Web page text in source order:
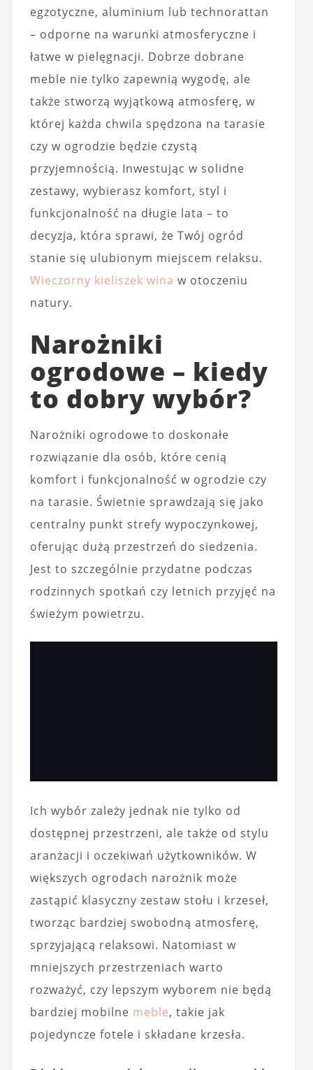
egzotyczne, aluminium lub technorattan
– odporne na warunki atmosferyczne i
łatwe w pielęgnacji. Dobrze dobrane
meble nie tylko zapewnią wygodę, ale
także stworzą wyjątkową atmosferę, w
której każda chwila spędzona na tarasie
czy w ogrodzie będzie czystą
przyjemnością. Inwestując w solidne
zestawy, wybierasz komfort, styl i
funkcjonalność na długie lata – to
decyzja, która sprawi, że Twój ogród
stanie się ulubionym miejscem relaksu.
Wieczorny kieliszek wina w otoczeniu
natury.
Narożniki
ogrodowe – kiedy
to dobry wybór?
Narożniki ogrodowe to doskonałe
rozwiązanie dla osób, które cenią
komfort i funkcjonalność w ogrodzie czy
na tarasie. Świetnie sprawdzają się jako
centralny punkt strefy wypoczynkowej,
oferując dużą przestrzeń do siedzenia.
Jest to szczególnie przydatne podczas
rodzinnych spotkań czy letnich przyjęć na
świeżym powietrzu.
Ich wybór zależy jednak nie tylko od
dostępnej przestrzeni, ale także od stylu
aranżacji i oczekiwań użytkowników. W
większych ogrodach narożnik może
zastąpić klasyczny zestaw stołu i krzeseł,
tworząc bardziej swobodną atmosferę,
sprzyjającą relaksowi. Natomiast w
mniejszych przestrzeniach warto
rozważyć, czy lepszym wyborem nie będą
bardziej mobilne meble, takie jak
pojedyncze fotele i składane krzesła.